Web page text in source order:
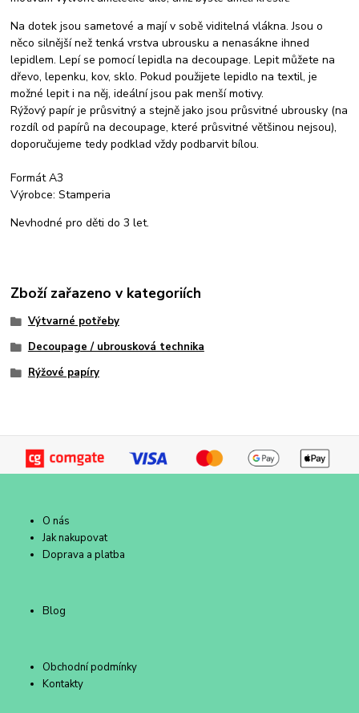
Na dotek jsou sametové a mají v sobě viditelná vlákna. Jsou o
něco silnější než tenká vrstva ubrousku a nenasákne ihned
lepidlem. Lepí se pomocí lepidla na decoupage. Lepit můžete na
dřevo, lepenku, kov, sklo. Pokud použijete lepidlo na textil, je
možné lepit i na něj, ideální jsou pak menší motivy.
Rýžový papír je průsvitný a stejně jako jsou průsvitné ubrousky (na
rozdíl od papírů na decoupage, které průsvitné většinou nejsou),
doporučujeme tedy podklad vždy podbarvit bílou.
Formát A3
Výrobce: Stamperia
Nevhodné pro děti do 3 let.
Zboží zařazeno v kategoriích
Výtvarné potřeby
Decoupage / ubrousková technika
Rýžové papíry
O nás
Jak nakupovat
Doprava a platba
Blog
Obchodní podmínky
Kontakty